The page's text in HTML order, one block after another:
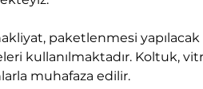
kullanılmaktadır. Koltuk,
muhafaza edilir.